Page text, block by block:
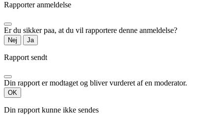
Rapporter anmeldelse
Er du sikker paa, at du vil rapportere denne anmeldelse?
Nej Ja
Rapport sendt
Din rapport er modtaget og bliver vurderet af en moderator.
OK
Din rapport kunne ikke sendes